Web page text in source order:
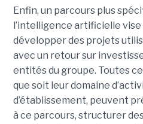
Enfin, un parcours plus
l’intelligence artificielle
développer des projets
avec un retour sur
entités du groupe. Toutes
que soit leur domaine
d’établissement, peuvent
à ce parcours, structurer